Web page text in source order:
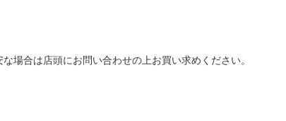
場合は店頭にお問い合わせの上お買い求めください。